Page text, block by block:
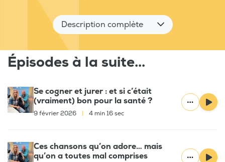
Description complète
Épisodes à la suite...
Se cogner et jurer : et si c’était
(vraiment) bon pour la santé ?
9 février 2026 4 min 16 sec
Ces chansons qu’on adore… mais
qu’on a toutes mal comprises